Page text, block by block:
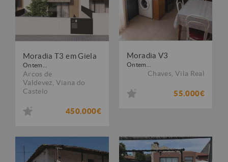
Moradia T3 em Giela
Ontem...
Arcos de
Valdevez Viana do
Castelo
450.000€
Moradia V3
Ontem...
Chaves Vila Real
55.000€